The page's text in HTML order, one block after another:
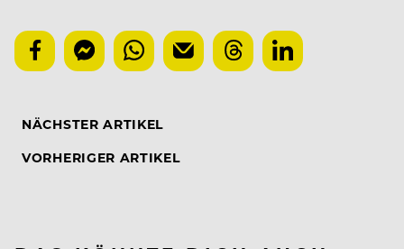
NÄCHSTER ARTIKEL
VORHERIGER ARTIKEL